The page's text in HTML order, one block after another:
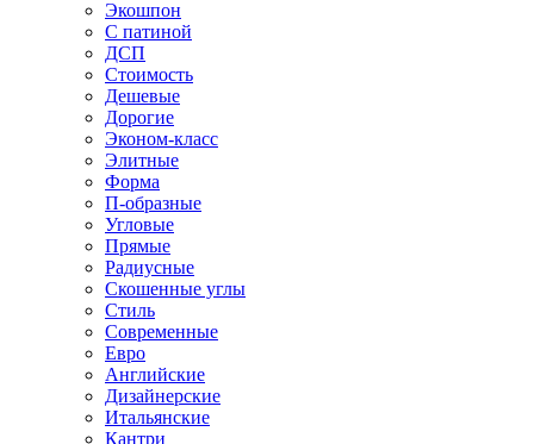
Экошпон
С патиной
ДСП
Стоимость
Дешевые
Дорогие
Эконом-класс
Элитные
Форма
П-образные
Угловые
Прямые
Радиусные
Скошенные углы
Стиль
Современные
Евро
Английские
Дизайнерские
Итальянские
Кантри